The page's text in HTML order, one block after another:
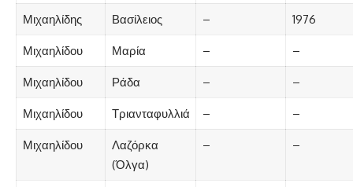
Μιχαηλίδης Βασίλειος – 1976
Μιχαηλίδου Μαρία – –
Μιχαηλίδου Ράδα – –
Μιχαηλίδου Τριανταφυλλιά – –
Μιχαηλίδου
Λαζόρκα
(Όλγα)
– –